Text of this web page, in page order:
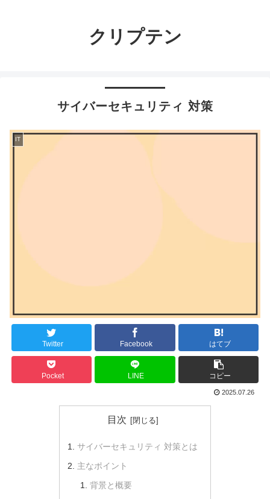
クリプテン
サイバーセキュリティ 対策
IT
Twitter Facebook はてブ
Pocket LINE コピー
2025.07.26
目次
サイバーセキュリティ 対策とは
主なポイント
背景と概要